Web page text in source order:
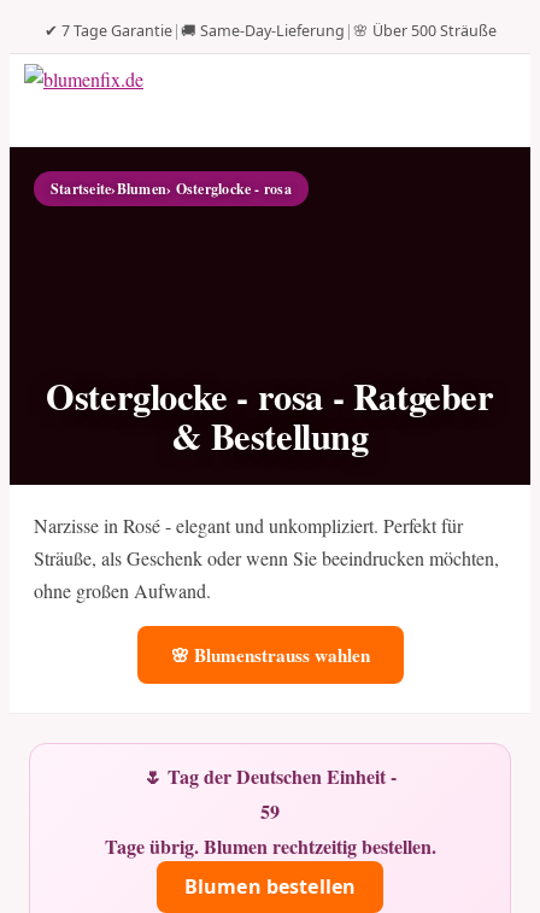
✔ 7 Tage Garantie|🚚 Same-Day-Lieferung |🌸 Über 500 Sträuße
Startseite›Blumen› Osterglocke - rosa
Osterglocke - rosa - Ratgeber
& Bestellung
Narzisse in Rosé - elegant und unkompliziert. Perfekt für
Sträuße, als Geschenk oder wenn Sie beeindrucken möchten,
ohne großen Aufwand.
🌸 Blumenstrauss wahlen
🌷 Tag der Deutschen Einheit -
59
Tage übrig. Blumen rechtzeitig bestellen.
Blumen bestellen